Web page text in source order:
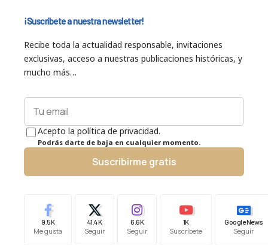
¡Suscríbete a nuestra newsletter!
Recibe toda la actualidad responsable, invitaciones
exclusivas, acceso a nuestras publicaciones históricas, y
mucho más…
Acepto la política de privacidad.
Podrás darte de baja en cualquier momento.
Suscribirme gratis
9.5K
Me gusta
41.4K
Seguir
6.6K
Seguir
1K
Suscríbete
Google News
Seguir